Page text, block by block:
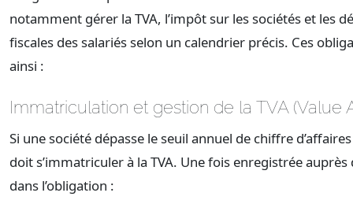
notamment gérer la TVA, l’impôt sur les sociétés et les
fiscales des salariés selon un calendrier précis. Ces
ainsi :
Immatriculation et gestion de la TVA (Value
Si une société dépasse le seuil annuel de chiffre
doit s’immatriculer à la TVA. Une fois enregistrée auprès
dans l’obligation :